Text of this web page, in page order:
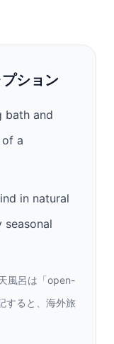
ション
bath and
a
in natural
風呂は「open-
すると、海外旅